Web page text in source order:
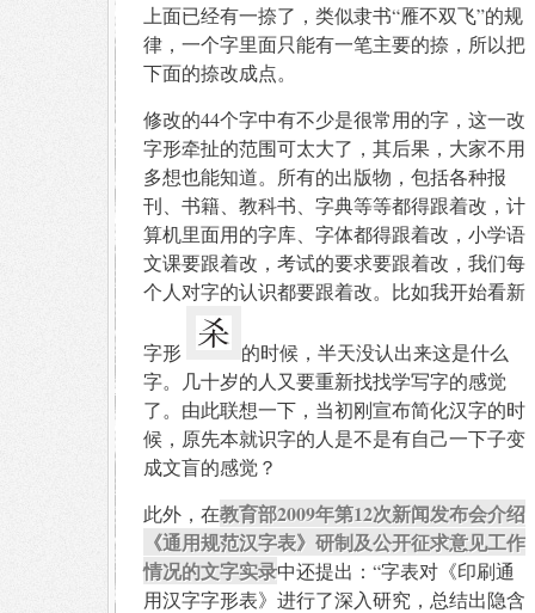
上面已经有一捺了，类似隶书“雁不双飞”的规
律，一个字里面只能有一笔主要的捺，所以把
下面的捺改成点。
修改的44个字中有不少是很常用的字，这一改
字形牵扯的范围可太大了，其后果，大家不用
多想也能知道。所有的出版物，包括各种报
刊、书籍、教科书、字典等等都得跟着改，计
算机里面用的字库、字体都得跟着改，小学语
文课要跟着改，考试的要求要跟着改，我们每
个人对字的认识都要跟着改。比如我开始看新
字形
的时候，半天没认出来这是什么
字。几十岁的人又要重新找找学写字的感觉
了。由此联想一下，当初刚宣布简化汉字的时
候，原先本就识字的人是不是有自己一下子变
成文盲的感觉？
此外，在教育部2009年第12次新闻发布会介绍
《通用规范汉字表》研制及公开征求意见工作
情况的文字实录中还提出：“字表对《印刷通
用汉字字形表》进行了深入研究，总结出隐含